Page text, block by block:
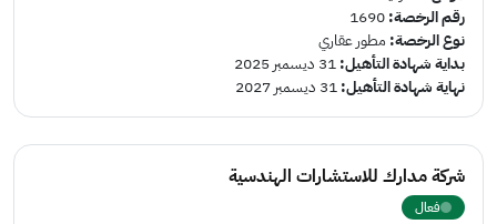
رقم الرخصة:1690
نوع الرخصة:مطور عقاري
بداية شهادة التأهيل:31 ديسمبر 2025
نهاية شهادة التأهيل:31 ديسمبر 2027
شركة مدارك للاستشارات الهندسية
فعال